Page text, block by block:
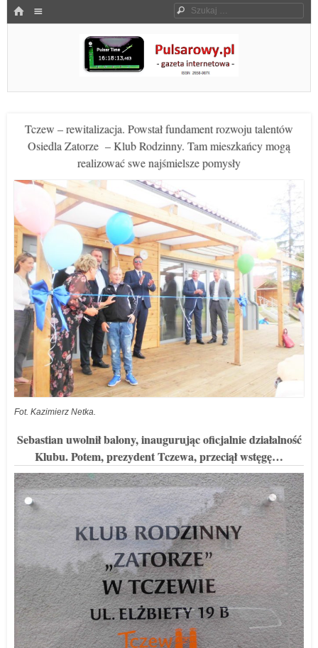
HOME Szukaj
Pulsarowy.pl
Tczew – rewitalizacja. Powstał fundament rozwoju talentów
Osiedla Zatorze – Klub Rodzinny. Tam mieszkańcy mogą
realizować swe najśmielsze pomysły
Fot. Kazimierz Netka.
Sebastian uwolnił balony, inaugurując oficjalnie działalność
Klubu. Potem, prezydent Tczewa, przeciął wstęgę…